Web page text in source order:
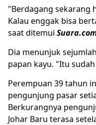
"Berdagang sekarang
Kalau enggak bisa
saat ditemui
Dia menunjuk
papan kayu. "Itu
Perempuan 39 tahun
pengunjung pasar
Berkurangnya
Johar Baru terasa